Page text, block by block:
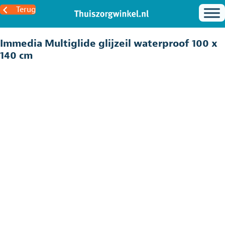
Terug
Immedia Multiglide glijzeil waterproof 100 x
140 cm